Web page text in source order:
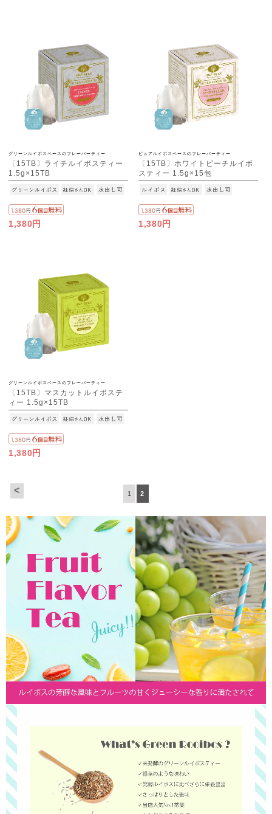
グリーンルイボスベースのフレーバーティー
〔15TB〕ライチルイボスティー
1.5g×15TB
1,380円
ピュアルイボスベースのフレーバーティー
〔15TB〕ホワイトピーチルイボ
スティー 1.5g×15包
1,380円
グリーンルイボスベースのフレーバーティー
〔15TB〕マスカットルイボステ
ィー 1.5g×15TB
1,380円
< 1 2